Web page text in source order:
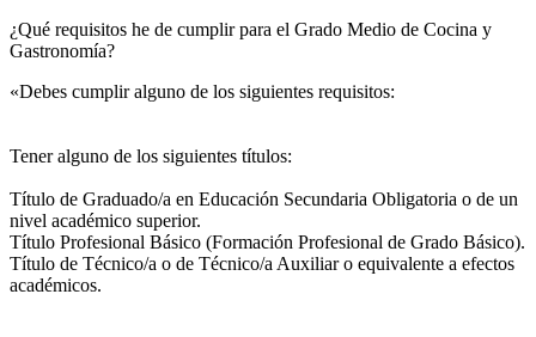
¿Qué requisitos he de cumplir para el Grado Medio de Cocina y
Gastronomía?
«Debes cumplir alguno de los siguientes requisitos:
Tener alguno de los siguientes títulos:
Título de Graduado/a en Educación Secundaria Obligatoria o de un
nivel académico superior.
Título Profesional Básico (Formación Profesional de Grado Básico).
Título de Técnico/a o de Técnico/a Auxiliar o equivalente a efectos
académicos.